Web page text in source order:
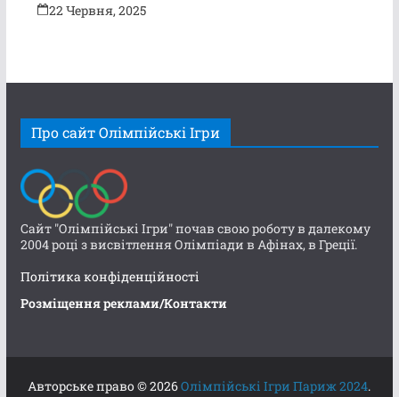
22 Червня, 2025
Про сайт Олімпійські Ігри
Сайт "Олімпійські Ігри" почав свою роботу в далекому
2004 році з висвітлення Олімпіади в Афінах, в Греції.
Політика конфіденційності
Розміщення реклами/Контакти
Авторське право © 2026Олімпійські Ігри Париж 2024.